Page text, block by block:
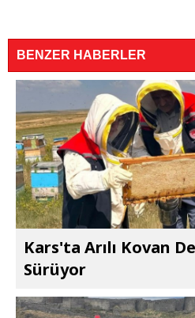
BENZER HABERLER
Kars'ta Arılı Kovan
Sürüyor